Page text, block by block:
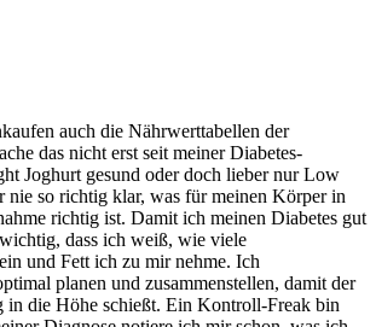
auch die Nährwerttabellen der
das nicht erst seit meiner Diabetes-
Joghurt gesund oder doch lieber nur Low
nie so richtig klar, was für meinen Körper in
richtig ist. Damit ich meinen Diabetes gut
dass ich weiß, wie viele
und Fett ich zu mir nehme. Ich
planen und zusammenstellen, damit der
in die Höhe schießt. Ein Kontroll-Freak bin